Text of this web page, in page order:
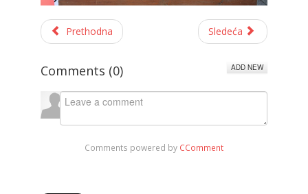
Prethodna Sledeća
Comments (0) ADD NEW
Comments powered by CComment